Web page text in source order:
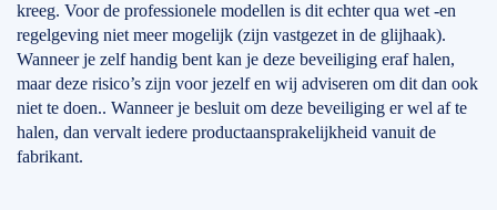
kreeg. Voor de professionele modellen is dit echter qua wet -en
regelgeving niet meer mogelijk (zijn vastgezet in de glijhaak).
Wanneer je zelf handig bent kan je deze beveiliging eraf halen,
maar deze risico’s zijn voor jezelf en wij adviseren om dit dan ook
niet te doen.. Wanneer je besluit om deze beveiliging er wel af te
halen, dan vervalt iedere productaansprakelijkheid vanuit de
fabrikant.